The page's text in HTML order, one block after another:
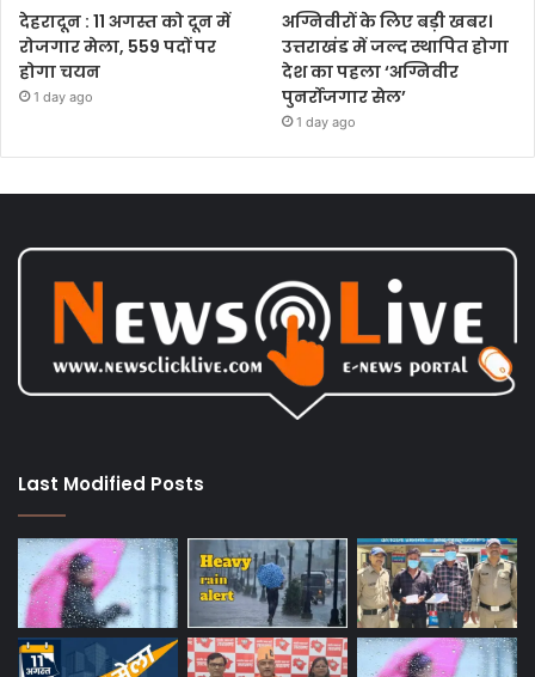
देहरादून : 11 अगस्त को दून में
रोजगार मेला, 559 पदों पर
होगा चयन
1 day ago
अग्निवीरों के लिए बड़ी खबर।
उत्तराखंड में जल्द स्थापित होगा
देश का पहला ‘अग्निवीर
पुनर्रोजगार सेल’
1 day ago
Last Modified Posts